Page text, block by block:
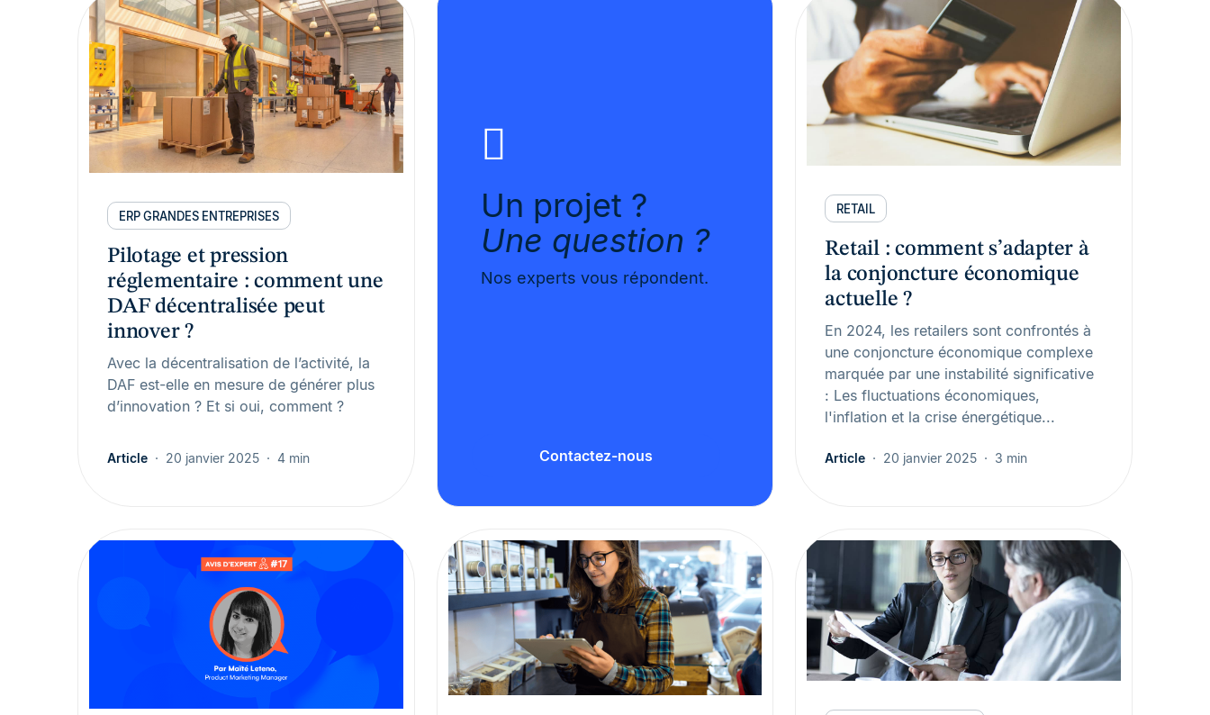
ERP GRANDES ENTREPRISES
Pilotage et pression
réglementaire : comment une
DAF décentralisée peut
innover ?
Avec la décentralisation de l’activité, la
DAF est-elle en mesure de générer plus
d’innovation ? Et si oui, comment ?
Article 20 janvier 2025 4 min
Un projet ?
Une question ?
Nos experts vous répondent.
Contactez-nous
RETAIL
Retail : comment s’adapter à
la conjoncture économique
actuelle ?
En 2024, les retailers sont confrontés à
une conjoncture économique complexe
marquée par une instabilité significative
: Les fluctuations économiques,
l'inflation et la crise énergétique...
Article 20 janvier 2025 3 min